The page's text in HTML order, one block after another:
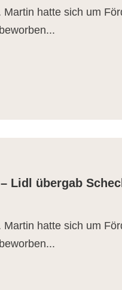
hatte sich um
Lidl übergab
hatte sich um